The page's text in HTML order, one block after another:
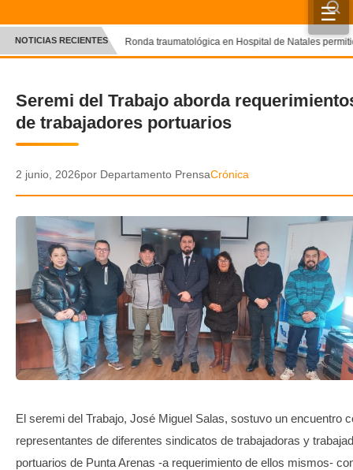
☰
INICIO
CRÓNICA
DEPORTES
ENTRETENIMIENTO Y CULTURA
POLICIAL
AUDIOS
VIDEOS
GALERIA DE FOTOS
APP MÓVIL
✕
NOTICIAS RECIENTES Ronda traumatológica en Hospital de Natales
Seremi del Trabajo aborda
de trabajadores portuarios
2 junio, 2026por Departamento PrensaCrónica
El seremi del Trabajo, José Miguel Salas, sostuvo un encuentro
representantes de diferentes sindicatos de trabajadoras y
portuarios de Punta Arenas -a requerimiento de ellos mismos-